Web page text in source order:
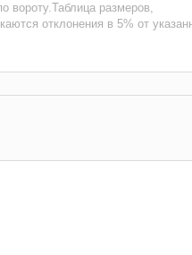
вороту.Таблица размеров,
отклонения в 5% от